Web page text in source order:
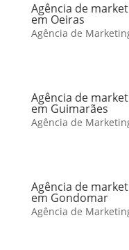
Agência de
em Oeiras
Agência de
Agência de
em Guimarães
Agência de
Agência de
em Gondomar
Agência de